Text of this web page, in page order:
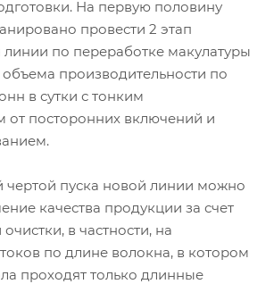
На первую половину
провести 2 этап
по переработке макулатуры
производительности по
в сутки с тонким
от посторонних включений и
чертой пуска новой линии можно
качества продукции за счет
в частности, на
по длине волокна, в котором
проходят только длинные